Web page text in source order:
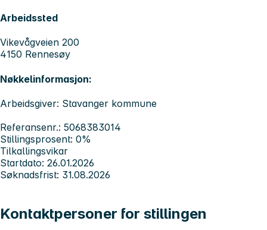
Arbeidssted
Vikevågveien 200
4150 Rennesøy
Nøkkelinformasjon:
Arbeidsgiver: Stavanger kommune
Referansenr.: 5068383014
Stillingsprosent: 0%
Tilkallingsvikar
Startdato: 26.01.2026
Søknadsfrist: 31.08.2026
Kontaktpersoner for stillingen